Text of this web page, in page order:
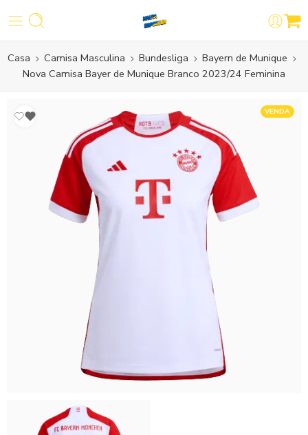
Casa Camisa Masculina Bundesliga
Bayern de Munique
Nova Camisa Bayer de Munique Branco 2023/24 Feminina
VENDA